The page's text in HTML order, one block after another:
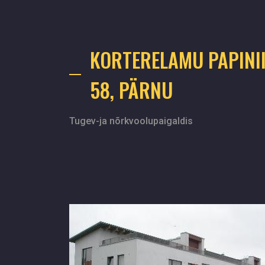
KORTERELAMU
58, PÄRNU
Tugev-ja nõrkvoolupaigaldis